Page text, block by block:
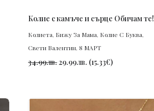
ПОРЪЧАЙ
Колие с камъче и сърце Обичам те!
Колиета, Бижу За Мама, Колие С Буква,
Свети Валентин, 8 МАРТ
34.99лв.29.99лв. (15.33€)